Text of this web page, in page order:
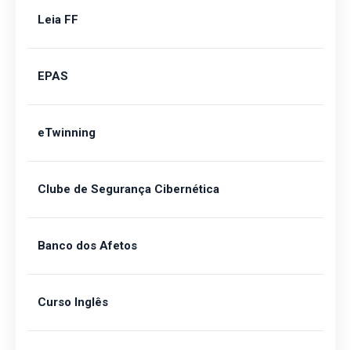
Leia FF
EPAS
eTwinning
Clube de Segurança Cibernética
Banco dos Afetos
Curso Inglês